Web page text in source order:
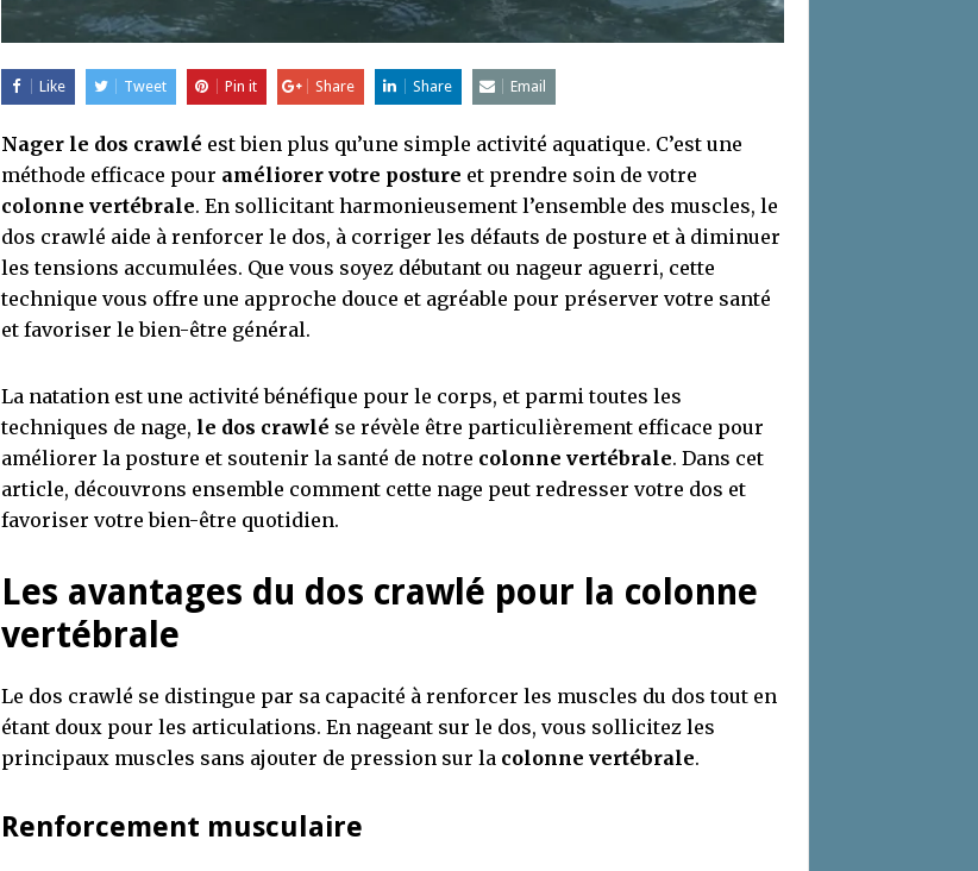
Like Tweet Pin it Share Share Email
Nager le dos crawlé est bien plus qu’une simple activité aquatique. C’est une
méthode efficace pour améliorer votre posture et prendre soin de votre
colonne vertébrale. En sollicitant harmonieusement l’ensemble des muscles, le
dos crawlé aide à renforcer le dos, à corriger les défauts de posture et à diminuer
les tensions accumulées. Que vous soyez débutant ou nageur aguerri, cette
technique vous offre une approche douce et agréable pour préserver votre santé
et favoriser le bien-être général.
La natation est une activité bénéfique pour le corps, et parmi toutes les
techniques de nage, le dos crawlé se révèle être particulièrement efficace pour
améliorer la posture et soutenir la santé de notre colonne vertébrale. Dans cet
article, découvrons ensemble comment cette nage peut redresser votre dos et
favoriser votre bien-être quotidien.
Les avantages du dos crawlé pour la colonne
vertébrale
Le dos crawlé se distingue par sa capacité à renforcer les muscles du dos tout en
étant doux pour les articulations. En nageant sur le dos, vous sollicitez les
principaux muscles sans ajouter de pression sur la colonne vertébrale.
Renforcement musculaire